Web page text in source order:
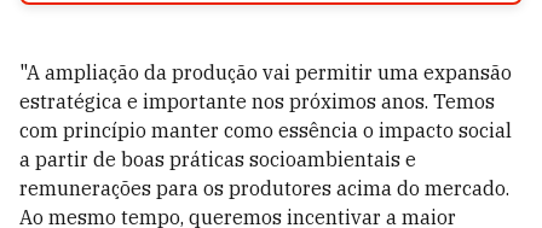
"A ampliação da produção vai permitir uma expansão
estratégica e importante nos próximos anos. Temos
com princípio manter como essência o impacto social
a partir de boas práticas socioambientais e
remunerações para os produtores acima do mercado.
Ao mesmo tempo, queremos incentivar a maior